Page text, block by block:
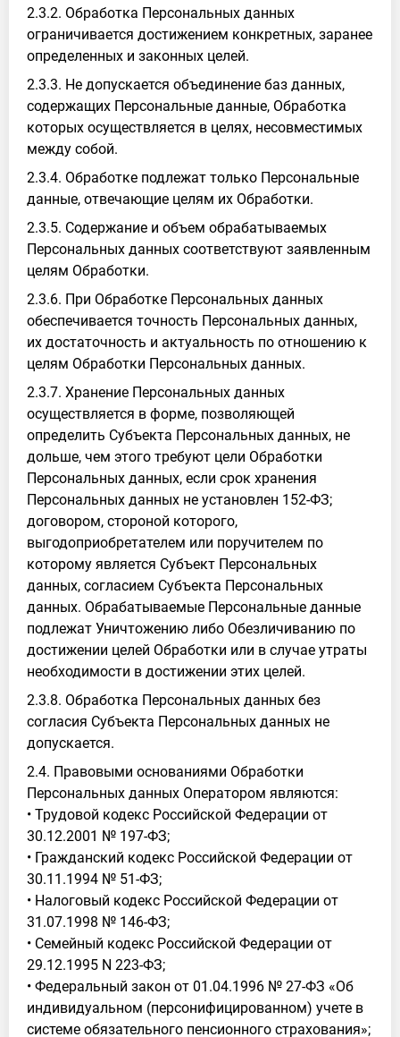
2.3.2. Обработка Персональных данных
ограничивается достижением конкретных, заранее
определенных и законных целей.
2.3.3. Не допускается объединение баз данных,
содержащих Персональные данные, Обработка
которых осуществляется в целях, несовместимых
между собой.
2.3.4. Обработке подлежат только Персональные
данные, отвечающие целям их Обработки.
2.3.5. Содержание и объем обрабатываемых
Персональных данных соответствуют заявленным
целям Обработки.
2.3.6. При Обработке Персональных данных
обеспечивается точность Персональных данных,
их достаточность и актуальность по отношению к
целям Обработки Персональных данных.
2.3.7. Хранение Персональных данных
осуществляется в форме, позволяющей
определить Субъекта Персональных данных, не
дольше, чем этого требуют цели Обработки
Персональных данных, если срок хранения
Персональных данных не установлен 152-ФЗ;
договором, стороной которого,
выгодоприобретателем или поручителем по
которому является Субъект Персональных
данных, согласием Субъекта Персональных
данных. Обрабатываемые Персональные данные
подлежат Уничтожению либо Обезличиванию по
достижении целей Обработки или в случае утраты
необходимости в достижении этих целей.
2.3.8. Обработка Персональных данных без
согласия Субъекта Персональных данных не
допускается.
2.4. Правовыми основаниями Обработки
Персональных данных Оператором являются:
• Трудовой кодекс Российской Федерации от
30.12.2001 № 197-ФЗ;
• Гражданский кодекс Российской Федерации от
30.11.1994 № 51-ФЗ;
• Налоговый кодекс Российской Федерации от
31.07.1998 № 146-ФЗ;
• Семейный кодекс Российской Федерации от
29.12.1995 N 223-ФЗ;
• Федеральный закон от 01.04.1996 № 27-ФЗ «Об
индивидуальном (персонифицированном) учете в
системе обязательного пенсионного страхования»;